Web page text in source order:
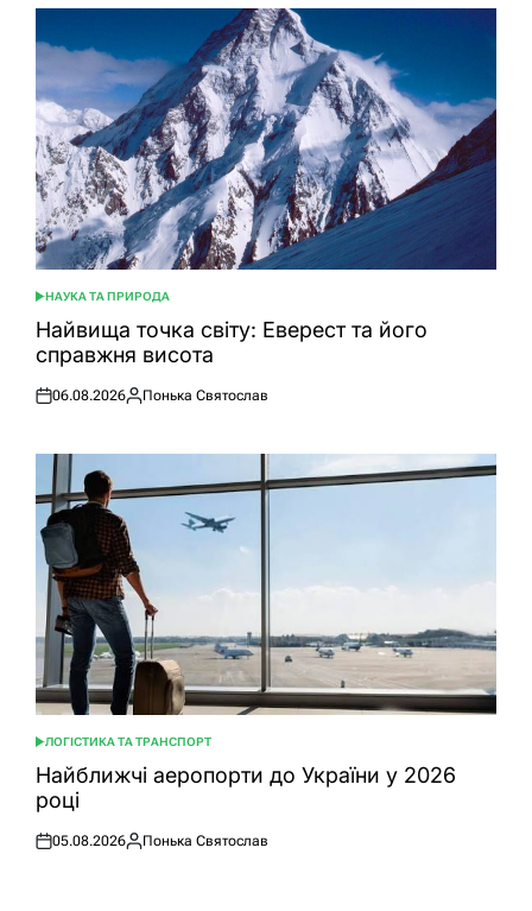
ОПУБЛІКУВАТИ
У
НАУКА ТА ПРИРОДА
Найвища точка світу: Еверест та його
справжня висота
Оприлюднено
06.08.2026
Опубліковано
Понька Святослав
ОПУБЛІКУВАТИ
У
ЛОГІСТИКА ТА ТРАНСПОРТ
Найближчі аеропорти до України у 2026
році
Оприлюднено
05.08.2026
Опубліковано
Понька Святослав